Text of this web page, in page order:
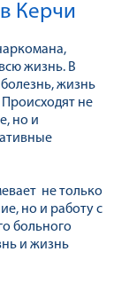
Керчи
жизнь. В
жизнь
не
но и
не только
но и работу с
больного
и жизнь